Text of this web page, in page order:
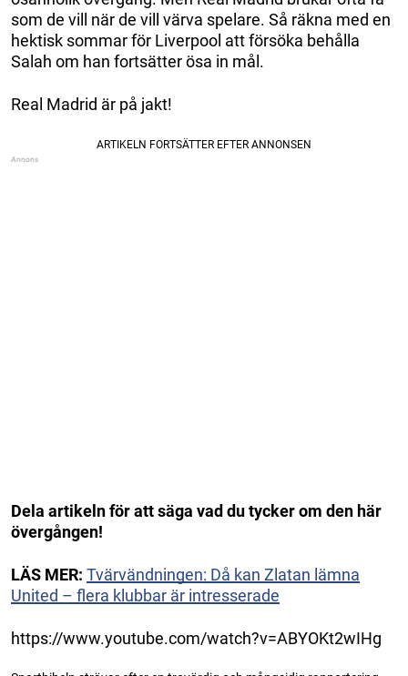
som de vill när de vill värva spelare. Så räkna med en
hektisk sommar för Liverpool att försöka behålla
Salah om han fortsätter ösa in mål.
Real Madrid är på jakt!
Dela artikeln för att säga vad du tycker om den här
övergången!
LÄS MER: Tvärvändningen: Då kan Zlatan lämna
United – flera klubbar är intresserade
https://www.youtube.com/watch?v=ABYOKt2wIHg